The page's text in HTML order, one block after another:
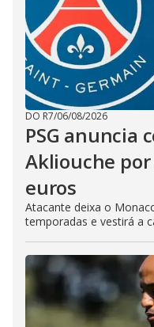
DO R7/06/08/2026
PSG anuncia
Akliouche
euros
Atacante deixa o
temporadas e vestirá a